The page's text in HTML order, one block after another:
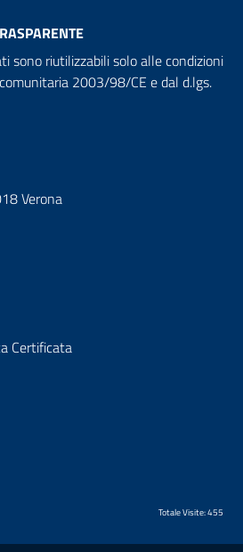
sono riutilizzabili solo alle condizioni
2003/98/CE e dal d.lgs.
Verona
Certificata
Totale Visite: 455